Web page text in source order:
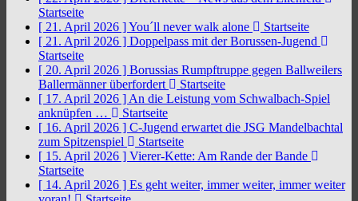
Startseite
[ 21. April 2026 ]You´ll never walk alone
Startseite
[ 21. April 2026 ] Doppelpass mit der Borussen-Jugend
Startseite
[ 20. April 2026 ] Borussias Rumpftruppe gegen Ballweilers
Ballermänner überfordert
Startseite
[ 17. April 2026 ] An die Leistung vom Schwalbach-Spiel
anknüpfen …
Startseite
[ 16. April 2026 ] C-Jugend erwartet die JSG Mandelbachtal
zum Spitzenspiel
Startseite
[ 15. April 2026 ] Vierer-Kette: Am Rande der Bande
Startseite
[ 14. April 2026 ] Es geht weiter, immer weiter, immer weiter